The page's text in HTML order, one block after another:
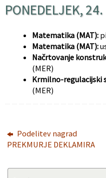
PONEDELJEK,
Matematika (MAT):
Matematika (MAT):
Načrtovanje
(MER)
Krmilno-regulacijski
(MER)
Podelitev nagrad
PREKMURJE DEKLAMIRA